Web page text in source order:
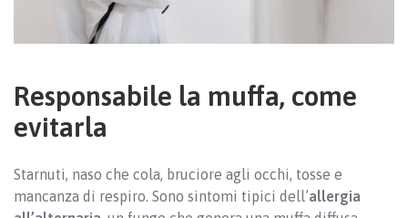
Responsabile la muffa, come
evitarla
Starnuti, naso che cola, bruciore agli occhi, tosse e
mancanza di respiro. Sono sintomi tipici dell’allergia